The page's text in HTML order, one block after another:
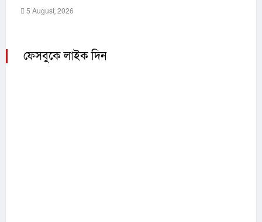
5 August, 2026
ফেসবুকে লাইক দিন